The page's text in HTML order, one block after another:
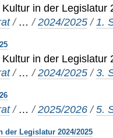
in der Legislatur
/ …/2024/2025 /1.
in der Legislatur
/ …/2024/2025 /3.
/ …/2025/2026 /5.
der Legislatur 2024/2025